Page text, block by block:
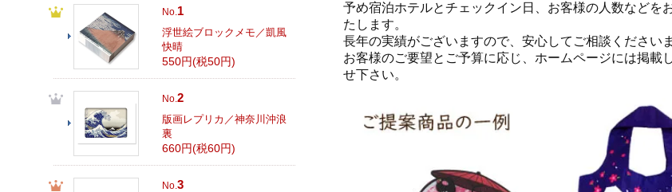
予め宿泊ホテルとチェックイン日、お客様の人数などを
たします。
長年の実績がございますので、安心してご相談くださいま
お客様のご要望とご予算に応じ、ホームページには掲
せ下さい。
No. 1
浮世絵ブロックメモ／凱風
快晴
550円(税50円)
No. 2
版画レプリカ／神奈川沖浪
裏
660円(税60円)
No. 3